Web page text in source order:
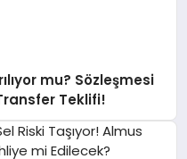
mu? Sözleşmesi
Teklifi!